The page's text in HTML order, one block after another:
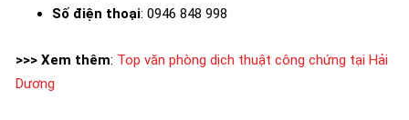
Số điện thoại: 0946 848 998
>>> Xem thêm: Top văn phòng dịch thuật công chứng tại Hải
Dương